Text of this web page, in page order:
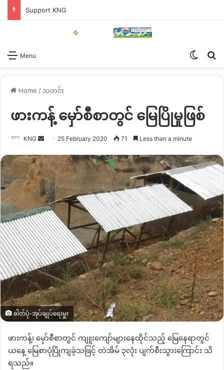
Support KNG
Menu
Home / သတင်း
ဖားကန့် မှော်စီစာတွင် မြေပြိုမှုဖြစ်
KNG
Send
email
25 February 2020 71 Less than a minute
ဓါတ်ပုံ-အုပ်ချုပ်ရေးမှူး
ဖားကန့်၊ မှော်စီစာတွင် ကျူးကျော်များနေထိုင်သည့် မြေနေရာတွင်
ယနေ့ မြေစာပုံပြိုကျခဲ့သဖြင့် တဲအိမ် ၃လုံး ပျက်စီးသွားကြောင်း သိ
ရသည်။